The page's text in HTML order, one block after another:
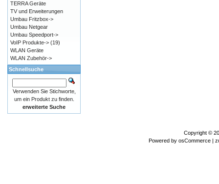
TERRA Geräte
TV und Erweiterungen
Umbau Fritzbox->
Umbau Netgear
Umbau Speedport->
VoIP Produkte-> (19)
WLAN Geräte
WLAN Zubehör->
Schnellsuche
Verwenden Sie Stichworte,
um ein Produkt zu finden.
erweiterte Suche
Copyright ©
Powered by osCommerce |